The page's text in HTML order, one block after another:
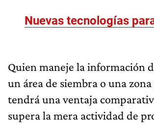
Nuevas tecnologías
Quien maneje la información
un área de siembra o una
tendrá una ventaja
supera la mera actividad de